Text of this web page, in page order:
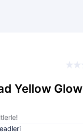
Yellow Glow